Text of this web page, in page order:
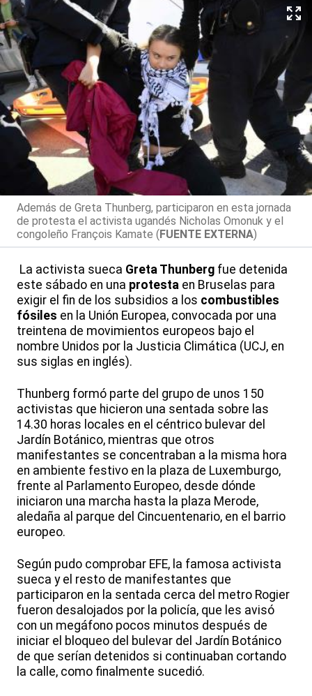
Además de Greta Thunberg, participaron en esta jornada
de protesta el activista ugandés Nicholas Omonuk y el
congoleño François Kamate (FUENTE EXTERNA)
La activista sueca Greta Thunberg fue detenida
este sábado en una protesta en Bruselas para
exigir el fin de los subsidios a los combustibles
fósiles en la Unión Europea, convocada por una
treintena de movimientos europeos bajo el
nombre Unidos por la Justicia Climática (UCJ, en
sus siglas en inglés).
Thunberg formó parte del grupo de unos 150
activistas que hicieron una sentada sobre las
14.30 horas locales en el céntrico bulevar del
Jardín Botánico, mientras que otros
manifestantes se concentraban a la misma hora
en ambiente festivo en la plaza de Luxemburgo,
frente al Parlamento Europeo, desde dónde
iniciaron una marcha hasta la plaza Merode,
aledaña al parque del Cincuentenario, en el barrio
europeo.
Según pudo comprobar EFE, la famosa activista
sueca y el resto de manifestantes que
participaron en la sentada cerca del metro Rogier
fueron desalojados por la policía, que les avisó
con un megáfono pocos minutos después de
iniciar el bloqueo del bulevar del Jardín Botánico
de que serían detenidos si continuaban cortando
la calle, como finalmente sucedió.